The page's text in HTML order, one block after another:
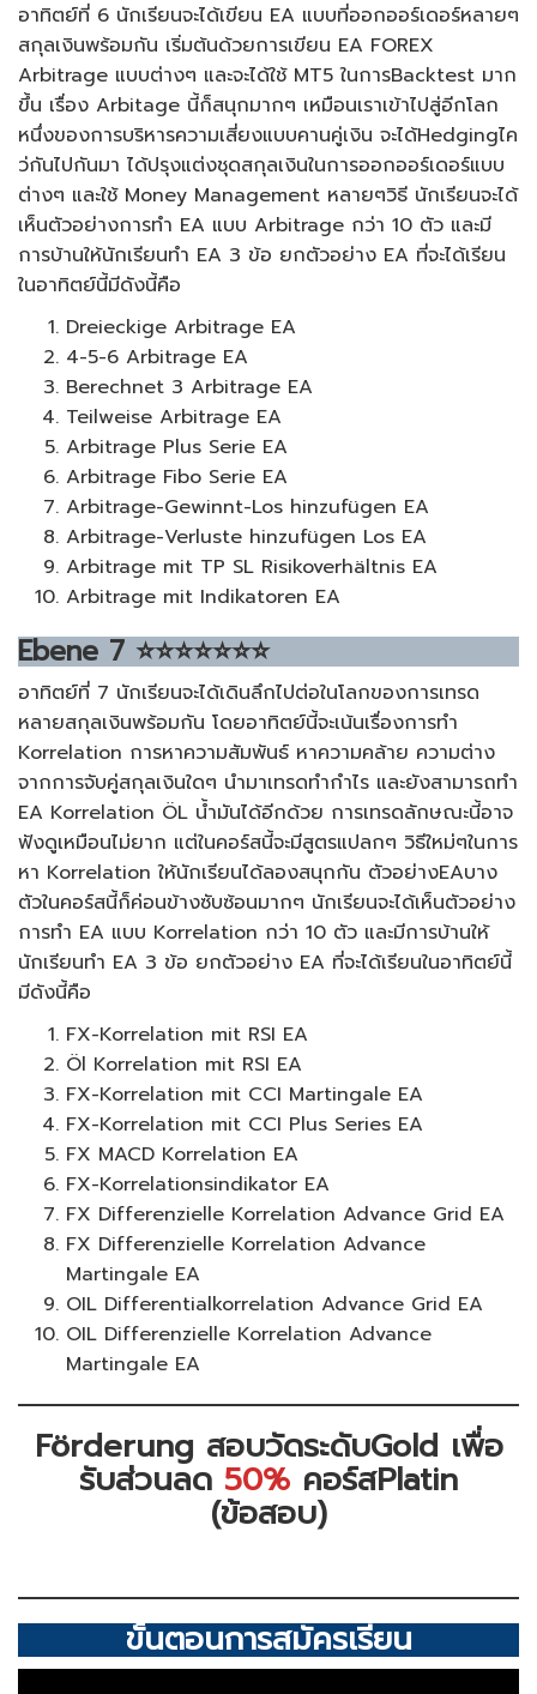
อาทิตย์ที่ 6 นักเรียนจะได้เขียน EA แบบที่ออกออร์เดอร์หลายๆ
สกุลเงินพร้อมกัน เริ่มต้นด้วยการเขียน EA FOREX
Arbitrage แบบต่างๆ และจะได้ใช้ MT5 ในการBacktest มาก
ขึ้น เรื่อง Arbitage นี้ก็สนุกมากๆ เหมือนเราเข้าไปสู่อีกโลก
หนึ่งของการบริหารความเสี่ยงแบบคานคู่เงิน จะได้Hedgingไค
ว่กันไปกันมา ได้ปรุงแต่งชุดสกุลเงินในการออกออร์เดอร์แบบ
ต่างๆ และใช้ Money Management หลายๆวิธี นักเรียนจะได้
เห็นตัวอย่างการทำ EA แบบ Arbitrage กว่า 10 ตัว และมี
การบ้านให้นักเรียนทำ EA 3 ข้อ ยกตัวอย่าง EA ที่จะได้เรียน
ในอาทิตย์นี้มีดังนี้คือ
Dreieckige Arbitrage EA
4-5-6 Arbitrage EA
Berechnet 3 Arbitrage EA
Teilweise Arbitrage EA
Arbitrage Plus Serie EA
Arbitrage Fibo Serie EA
Arbitrage-Gewinnt-Los hinzufügen EA
Arbitrage-Verluste hinzufügen Los EA
Arbitrage mit TP SL Risikoverhältnis EA
Arbitrage mit Indikatoren EA
Ebene 7 ⭐⭐⭐⭐⭐⭐⭐
อาทิตย์ที่ 7 นักเรียนจะได้เดินลึกไปต่อในโลกของการเทรด
หลายสกุลเงินพร้อมกัน โดยอาทิตย์นี้จะเน้นเรื่องการทำ
Korrelation การหาความสัมพันธ์ หาความคล้าย ความต่าง
จากการจับคู่สกุลเงินใดๆ นำมาเทรดทำกำไร และยังสามารถทำ
EA Korrelation ÖL น้ำมันได้อีกด้วย การเทรดลักษณะนี้อาจ
ฟังดูเหมือนไม่ยาก แต่ในคอร์สนี้จะมีสูตรแปลกๆ วิธีใหม่ๆในการ
หา Korrelation ให้นักเรียนได้ลองสนุกกัน ตัวอย่างEAบาง
ตัวในคอร์สนี้ก็ค่อนข้างซับซ้อนมากๆ นักเรียนจะได้เห็นตัวอย่าง
การทำ EA แบบ Korrelation กว่า 10 ตัว และมีการบ้านให้
นักเรียนทำ EA 3 ข้อ ยกตัวอย่าง EA ที่จะได้เรียนในอาทิตย์นี้
มีดังนี้คือ
FX-Korrelation mit RSI EA
Öl Korrelation mit RSI EA
FX-Korrelation mit CCI Martingale EA
FX-Korrelation mit CCI Plus Series EA
FX MACD Korrelation EA
FX-Korrelationsindikator EA
FX Differenzielle Korrelation Advance Grid EA
FX Differenzielle Korrelation Advance
Martingale EA
OIL Differentialkorrelation Advance Grid EA
OIL Differenzielle Korrelation Advance
Martingale EA
Förderung สอบวัดระดับGold เพื่อ
รับส่วนลด 50% คอร์สPlatin
(ข้อสอบ)
ขั้นตอนการสมัครเรียน